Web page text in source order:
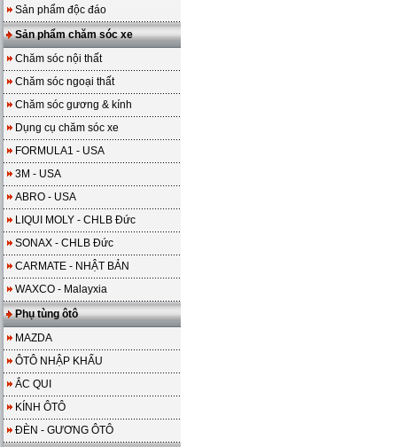
Sản phẩm độc đáo
Sản phẩm chăm sóc xe
Chăm sóc nội thất
Chăm sóc ngoại thất
Chăm sóc gương & kính
Dụng cụ chăm sóc xe
FORMULA1 - USA
3M - USA
ABRO - USA
LIQUI MOLY - CHLB Đức
SONAX - CHLB Đức
CARMATE - NHẬT BẢN
WAXCO - Malayxia
Phụ tùng ôtô
MAZDA
ÔTÔ NHẬP KHẨU
ẮC QUI
KÍNH ÔTÔ
ĐÈN - GƯƠNG ÔTÔ